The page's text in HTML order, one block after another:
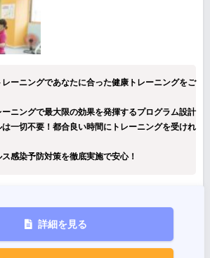
ーニングであなたに合った健康トレーニングをご
ニングで最大限の効果を発揮するプログラム設計
一切不要！都合良い時間にトレーニングを受けれ
感染予防対策を徹底実施で安心！
詳細を見る